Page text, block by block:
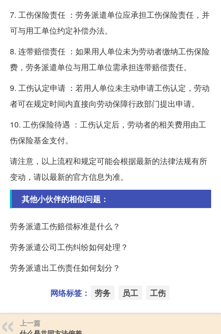
7. 工伤保险责任 ：劳务派遣单位应承担工伤保险责任，并
可与用工单位约定补偿办法。
8. 连带赔偿责任 ：如果用人单位未为劳动者缴纳工伤保险
费，劳务派遣单位与用工单位需承担连带赔偿责任。
9. 工伤认定申请 ：若用人单位未主动申请工伤认定，劳动
者可在规定时间内直接向劳动保障行政部门提出申请。
10. 工伤保险待遇 ：工伤认定后，劳动者的相关费用由工
伤保险基金支付。
请注意，以上流程和规定可能会根据最新的法律法规有所
变动，请以最新的官方信息为准。
其他小伙伴的相似问题：
劳务派遣工伤赔偿标准是什么？
劳务派遣公司工伤纠纷如何处理？
劳务派遣出工伤责任如何划分？
网络标签： 劳务 员工 工伤
上一篇